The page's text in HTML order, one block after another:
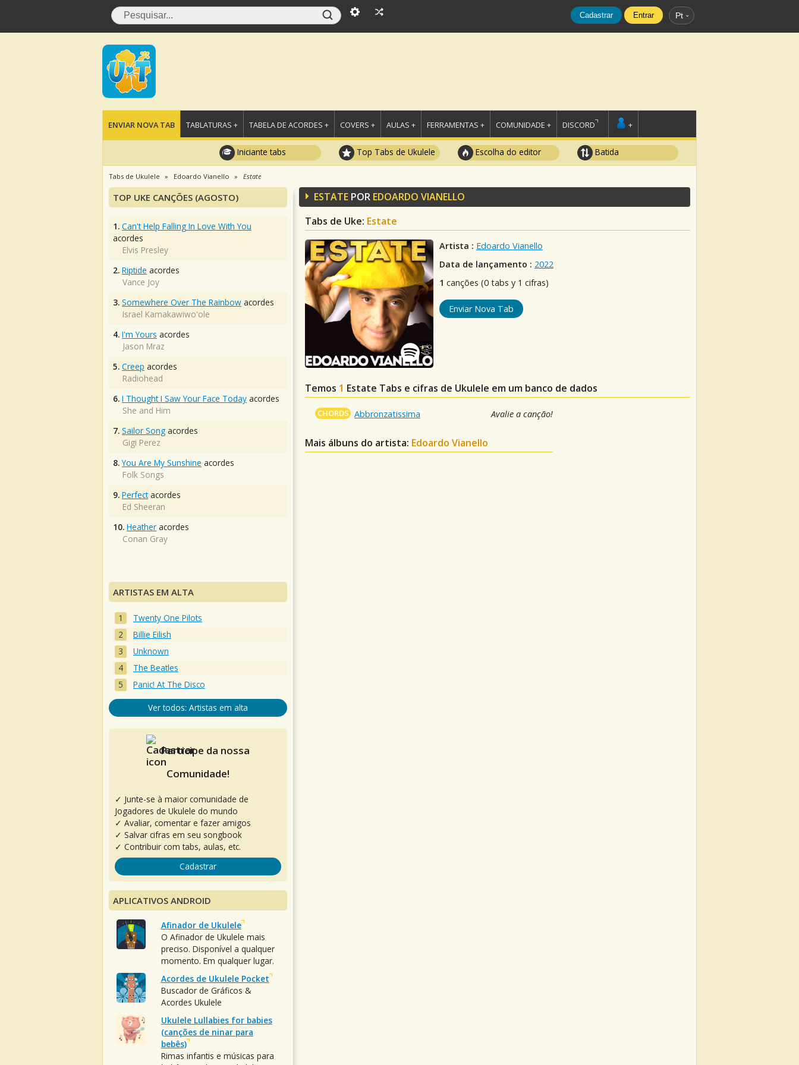
Cadastrar Entrar Pt
ENVIAR NOVA TAB TABLATURAS + TABELA DE ACORDES + COVERS + AULAS + FERRAMENTAS + COMUNIDADE + DISCORD +
Iniciante tabs Top Tabs de Ukulele Escolha do editor Batida
Tabs de Ukulele Edoardo Vianello Estate
ESTATE POR EDOARDO VIANELLO
Tabs de Uke: Estate
Artista : Edoardo Vianello
Data de lançamento : 2022
1 canções (0 tabs y 1 cifras)
Enviar Nova Tab
Temos 1 Estate Tabs e cifras de Ukulele em um banco de dados
CHORDS Abbronzatissima Avalie a canção!
Mais álbuns do artista: Edoardo Vianello
TOP UKE CANÇÕES (AGOSTO)
1. Can't Help Falling In Love With You
acordes
Elvis Presley
2. Riptide acordes
Vance Joy
3. Somewhere Over The Rainbow acordes
Israel Kamakawiwo'ole
4. I'm Yours acordes
Jason Mraz
5. Creep acordes
Radiohead
6. I Thought I Saw Your Face Today acordes
She and Him
7. Sailor Song acordes
Gigi Perez
8. You Are My Sunshine acordes
Folk Songs
9. Perfectacordes
Ed Sheeran
10. Heather acordes
Conan Gray
ARTISTAS EM ALTA
Twenty One Pilots
Billie Eilish
Unknown
The Beatles
Panic! At The Disco
Ver todos: Artistas em alta
Participe da nossa
Comunidade!
✓ Junte-se à maior comunidade de
Jogadores de Ukulele do mundo
✓ Avaliar, comentar e fazer amigos
✓ Salvar cifras em seu songbook
✓ Contribuir com tabs, aulas, etc.
Cadastrar
APLICATIVOS ANDROID
Afinador de Ukulele
O Afinador de Ukulele mais
preciso. Disponível a qualquer
momento. Em qualquer lugar.
Acordes de Ukulele Pocket
Buscador de Gráficos &
Acordes Ukulele
Ukulele Lullabies for babies
(canções de ninar para
bebês)
Rimas infantis e músicas para